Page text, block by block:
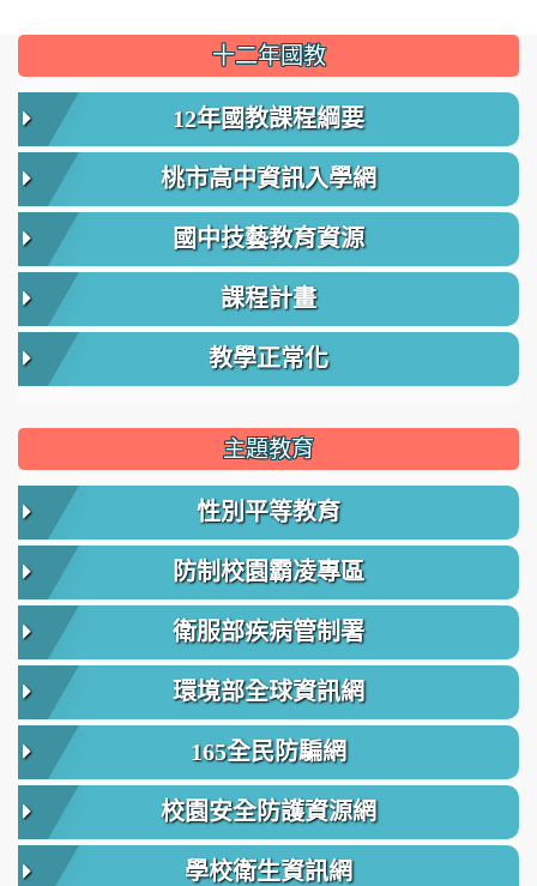
::: 十二年國教
12年國教課程綱要
桃市高中資訊入學網
國中技藝教育資源
課程計畫
教學正常化
主題教育
性別平等教育
防制校園霸凌專區
衛服部疾病管制署
環境部全球資訊網
165全民防騙網
校園安全防護資源網
學校衛生資訊網